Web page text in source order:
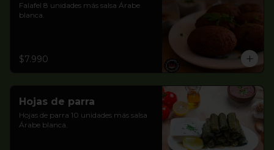
Falafel 8 unidades más salsa Árabe
blanca.
$7.990
Hojas de parra
Hojas de parra 10 unidades más salsa
Árabe blanca.